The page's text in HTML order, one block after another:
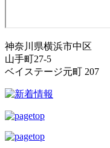
神奈川県横浜市中区
山手町27-5
ベイステージ元町 207